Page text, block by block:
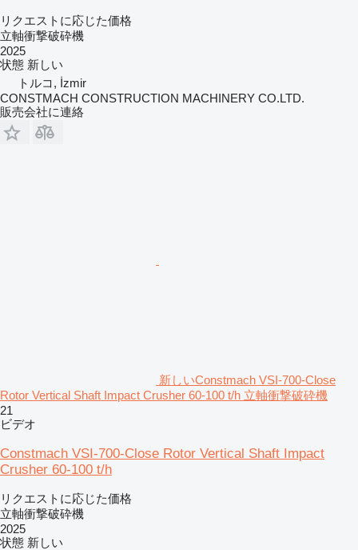
リクエストに応じた価格
立軸衝撃破砕機
2025
状態 新しい
トルコ, İzmir
CONSTMACH CONSTRUCTION MACHINERY CO.LTD.
販売会社に連絡
新しいConstmach VSI-700-Close
Rotor Vertical Shaft Impact Crusher 60-100 t/h 立軸衝撃破砕機
21
ビデオ
Constmach VSI-700-Close Rotor Vertical Shaft Impact
Crusher 60-100 t/h
リクエストに応じた価格
立軸衝撃破砕機
2025
状態 新しい